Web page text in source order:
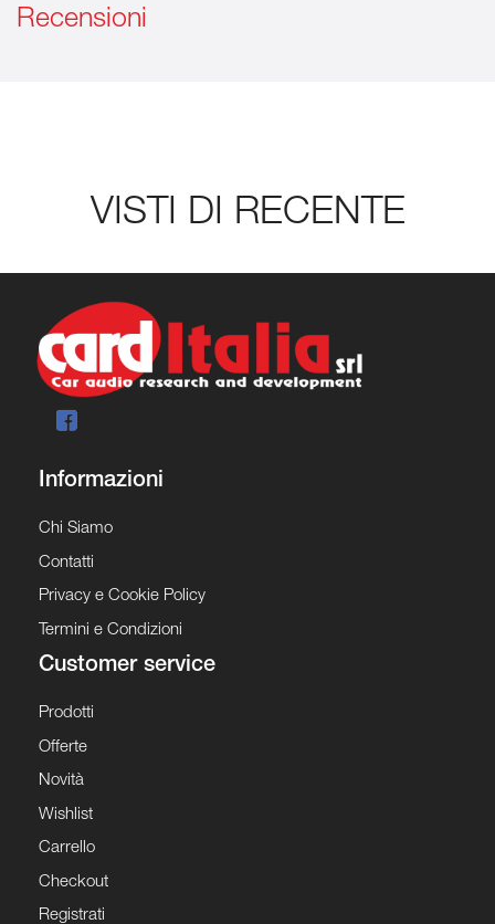
Recensioni
VISTI DI RECENTE
Informazioni
Chi Siamo
Contatti
Privacy e Cookie Policy
Termini e Condizioni
Customer service
Prodotti
Offerte
Novità
Wishlist
Carrello
Checkout
Registrati